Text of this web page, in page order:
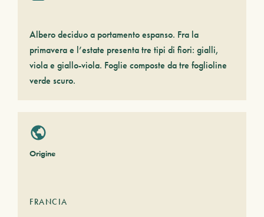
Albero deciduo a portamento espanso. Fra la
primavera e l’estate presenta tre tipi di fiori: gialli,
viola e giallo-viola. Foglie composte da tre foglioline
verde scuro.
Origine
FRANCIA